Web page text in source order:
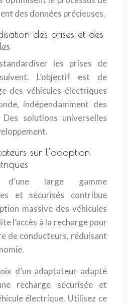
des données précieuses.
des prises et des
les prises de
L’objectif est de
des véhicules électriques
indépendamment des
solutions universelles
sur l’adoption
d’une large gamme
et sécurisés contribue
massive des véhicules
l’accès à la recharge pour
de conducteurs, réduisant
d’un adaptateur adapté
recharge sécurisée et
électrique. Utilisez ce